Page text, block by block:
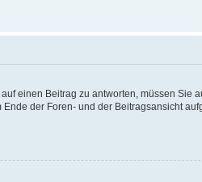
einen Beitrag zu antworten, müssen Sie
der Foren- und der Beitragsansicht